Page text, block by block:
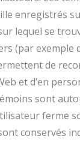
enregistrés
lequel se
(par exemple
de
et d’en
sont
ferme
conservés